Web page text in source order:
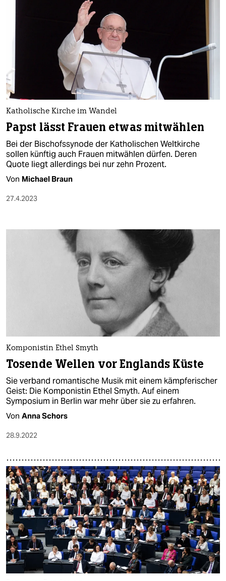
Katholische Kirche im Wandel
Papst lässt Frauen etwas mitwählen
Bei der Bischofssynode der Katholischen Weltkirche
sollen künftig auch Frauen mitwählen dürfen. Deren
Quote liegt allerdings bei nur zehn Prozent.
Von Michael Braun
27.4.2023
Komponistin Ethel Smyth
Tosende Wellen vor Englands Küste
Sie verband romantische Musik mit einem kämpferischer
Geist: Die Komponistin Ethel Smyth. Auf einem
Symposium in Berlin war mehr über sie zu erfahren.
Von Anna Schors
28.9.2022